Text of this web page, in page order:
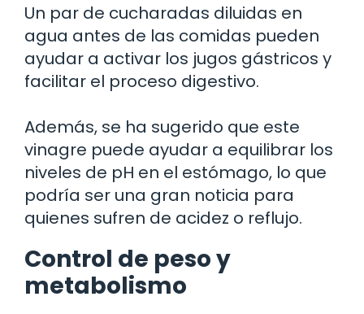
Un par de cucharadas diluidas en
agua antes de las comidas pueden
ayudar a activar los jugos gástricos y
facilitar el proceso digestivo.
Además, se ha sugerido que este
vinagre puede ayudar a equilibrar los
niveles de pH en el estómago, lo que
podría ser una gran noticia para
quienes sufren de acidez o reflujo.
Control de peso y
metabolismo